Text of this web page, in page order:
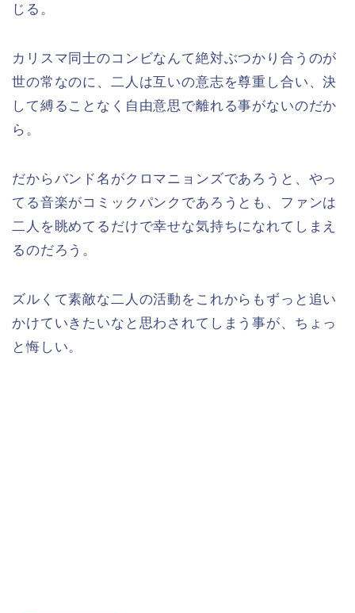
じる。
カリスマ同士のコンビなんて絶対ぶつかり合うのが
世の常なのに、二人は互いの意志を尊重し合い、決
して縛ることなく自由意思で離れる事がないのだか
ら。
だからバンド名がクロマニョンズであろうと、やっ
てる音楽がコミックパンクであろうとも、ファンは
二人を眺めてるだけで幸せな気持ちになれてしまえ
るのだろう。
ズルくて素敵な二人の活動をこれからもずっと追い
かけていきたいなと思わされてしまう事が、ちょっ
と悔しい。